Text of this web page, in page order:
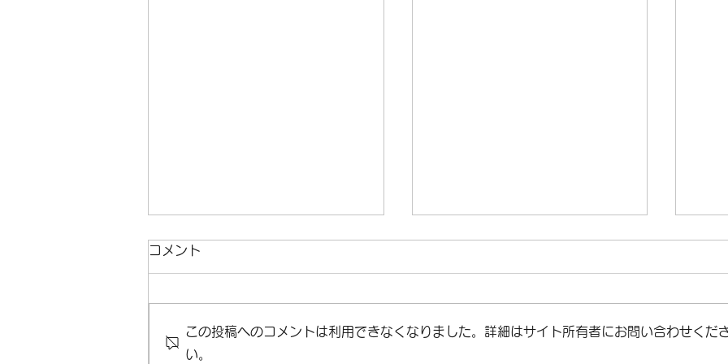
コメント
この投稿へのコメントは利用できなくなりました。詳細はサイト所有者にお問い合わせくだ
い。